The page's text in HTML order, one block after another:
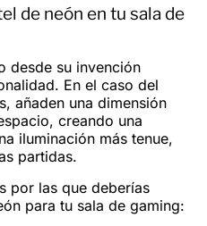
de neón en tu sala de
desde su invención
En el caso del
añaden una dimensión
creando una
iluminación más tenue,
partidas.
por las que deberías
para tu sala de gaming: